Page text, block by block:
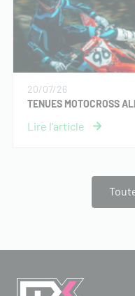
20/07/26
TENUES MOTOCROSS